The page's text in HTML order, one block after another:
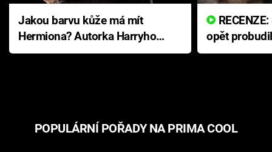
Jakou barvu kůže má mít
Hermiona? Autorka Harryho
Pottera přišla s ráznou
opět
přichází s
POPULÁRNÍ POŘADY NA PRIMA COOL